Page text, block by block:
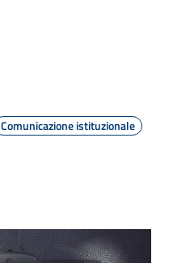
Comunicazione istituzionale